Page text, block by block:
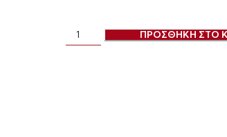
ΠΡΟΣΘΗΚΗ ΣΤΟ